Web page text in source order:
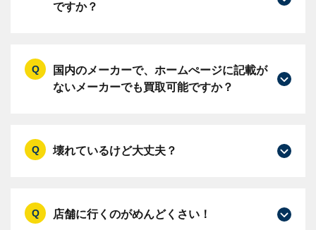
ですか？
国内のメーカーで、ホームぺージに記載が
ないメーカーでも買取可能ですか？
壊れているけど大丈夫？
店舗に行くのがめんどくさい！